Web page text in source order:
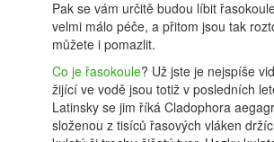
Pak se vám určitě budou líbit
velmi málo péče, a přitom jsou tak
můžete i pomazlit.
Co je řasokoule? Už jste je nejspíše
žijící ve vodě jsou totiž v posledních
Latinsky se jim říká Cladophora
složenou z tisíců řasových vláken